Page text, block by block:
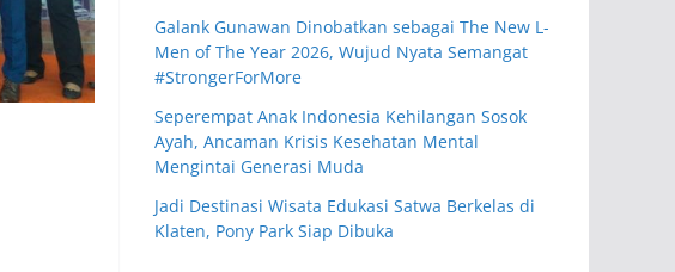
Galank Gunawan Dinobatkan sebagai The New L-
Men of The Year 2026, Wujud Nyata Semangat
#StrongerForMore
Seperempat Anak Indonesia Kehilangan Sosok
Ayah, Ancaman Krisis Kesehatan Mental
Mengintai Generasi Muda
Jadi Destinasi Wisata Edukasi Satwa Berkelas di
Klaten, Pony Park Siap Dibuka